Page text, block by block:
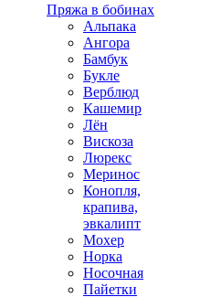
Пряжа в бобинах
Альпака
Ангора
Бамбук
Букле
Верблюд
Кашемир
Лён
Вискоза
Люрекс
Меринос
Конопля,
крапива,
эвкалипт
Мохер
Норка
Носочная
Пайетки